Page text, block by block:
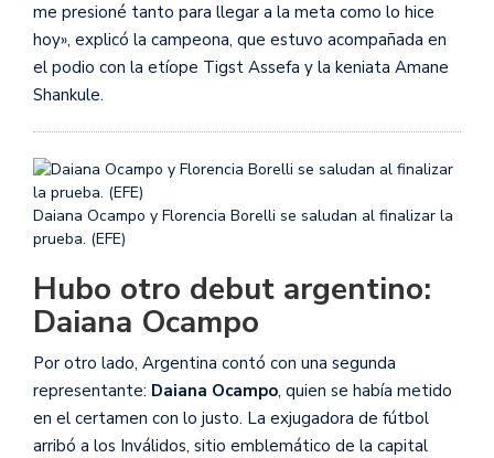
me presioné tanto para llegar a la meta como lo hice
hoy», explicó la campeona, que estuvo acompañada en
el podio con la etíope Tigst Assefa y la keniata Amane
Shankule.
Daiana Ocampo y Florencia Borelli se saludan al finalizar la
prueba. (EFE)
Hubo otro debut argentino:
Daiana Ocampo
Por otro lado, Argentina contó con una segunda
representante: Daiana Ocampo, quien se había metido
en el certamen con lo justo. La exjugadora de fútbol
arribó a los Inválidos, sitio emblemático de la capital